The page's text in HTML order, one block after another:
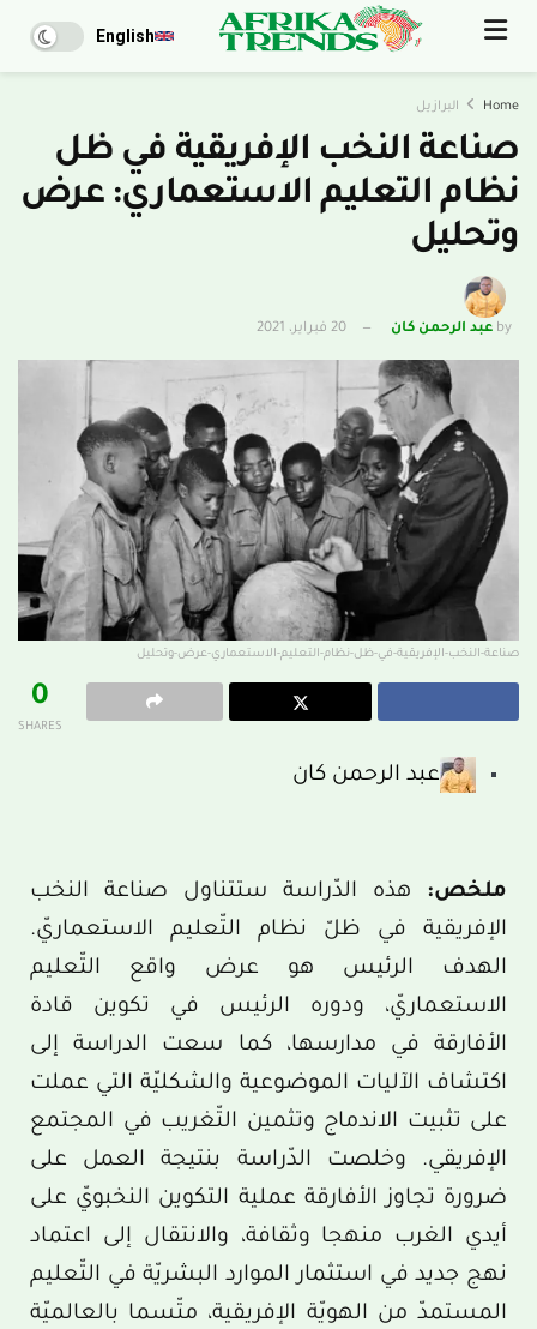
English
Home البرازيل
صناعة النخب الإفريقية في ظل
نظام التعليم الاستعماري: عرض
وتحليل
by عبد الرحمن كان 20 فبراير، 2021
صناعة-النخب-الإفريقية-في-ظل-نظام-التعليم-الاستعماري-عرض-وتحليل
0
SHARES
عبد الرحمن كان
ملخص: هذه الدّراسة ستتناول صناعة النخب
الإفريقية في ظلّ نظام التّعليم الاستعماريّ.
الهدف الرئيس هو عرض واقع التّعليم
الاستعماريّ، ودوره الرئيس في تكوين قادة
الأفارقة في مدارسها، كما سعت الدراسة إلى
اكتشاف الآليات الموضوعية والشكليّة التي عملت
على تثبيت الاندماج وتثمين التّغريب في المجتمع
الإفريقي. وخلصت الدّراسة بنتيجة العمل على
ضرورة تجاوز الأفارقة عملية التكوين النخبويّ على
أيدي الغرب منهجا وثقافة، والانتقال إلى اعتماد
نهج جديد في استثمار الموارد البشريّة في التّعليم
المستمدّ من الهويّة الإفريقية، متّسما بالعالميّة